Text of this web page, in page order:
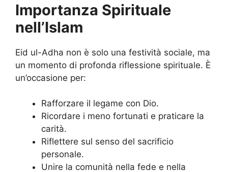
Importanza Spirituale
nell’Islam
Eid ul-Adha non è solo una festività sociale, ma
un momento di profonda riflessione spirituale. È
un’occasione per:
Rafforzare il legame con Dio.
Ricordare i meno fortunati e praticare la
carità.
Riflettere sul senso del sacrificio
personale.
Unire la comunità nella fede e nella